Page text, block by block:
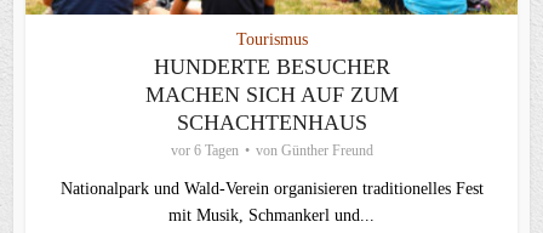
Tourismus
HUNDERTE BESUCHER
MACHEN SICH AUF ZUM
SCHACHTENHAUS
vor 6 Tagen von Günther Freund
Nationalpark und Wald-Verein organisieren traditionelles Fest
mit Musik, Schmankerl und...